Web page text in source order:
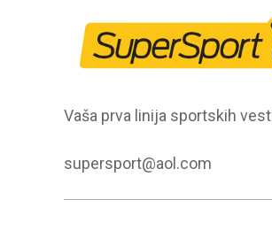
Vaša prva linija sportskih
supersport@aol.com